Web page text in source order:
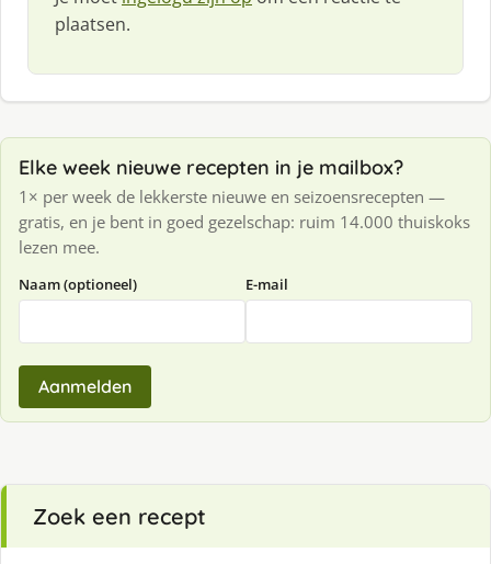
plaatsen.
Elke week nieuwe recepten in je mailbox?
1× per week de lekkerste nieuwe en seizoensrecepten —
gratis, en je bent in goed gezelschap: ruim 14.000 thuiskoks
lezen mee.
Naam (optioneel) E-mail
Aanmelden
Zoek een recept